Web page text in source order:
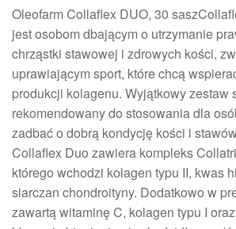
Oleofarm Collaflex DUO, 30
jest osobom dbającym o utrzymanie
chrząstki stawowej i zdrowych kości,
uprawiającym sport, które chcą
produkcji kolagenu. Wyjątkowy zestaw
rekomendowany do stosowania dla
zadbać o dobrą kondycję kości i
Collaflex Duo zawiera kompleks
którego wchodzi kolagen typu II, kwas
siarczan chondroityny. Dodatkowo w
zawartą witaminę C, kolagen typu I